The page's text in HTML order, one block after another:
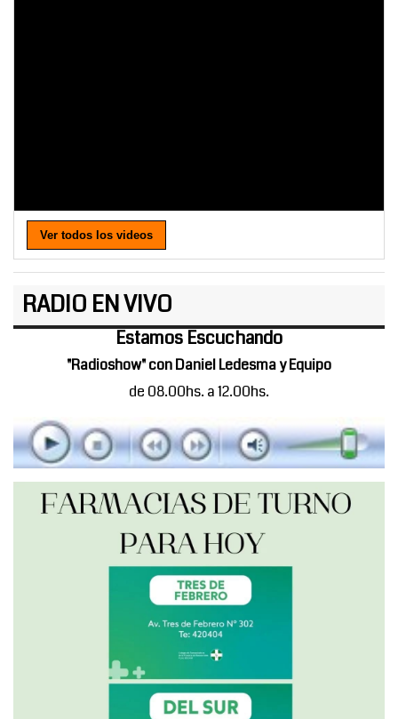
Ver todos los videos
RADIO EN VIVO
Estamos Escuchando
"Radioshow" con Daniel Ledesma y Equipo
de 08.00hs. a 12.00hs.